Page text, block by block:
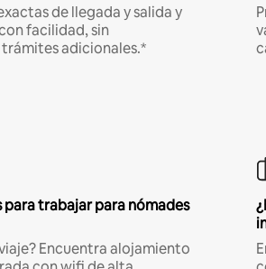
de llegada y salida y
facilidad, sin
adicionales.*
para trabajar para nómades
Encuentra alojamiento